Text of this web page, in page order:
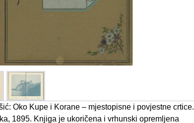
Oko Kupe i Korane – mjestopisne i povjestne crtice.
1895. Knjiga je ukoričena i vrhunski opremljena